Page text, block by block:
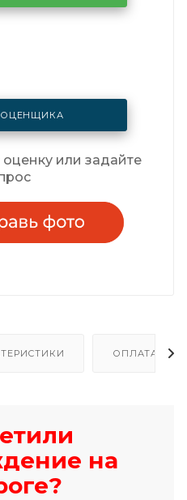
ОЦЕНЩИКА
или задайте
ОПЛАТА И
на